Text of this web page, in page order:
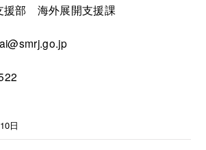
部 海外展開支援課
日